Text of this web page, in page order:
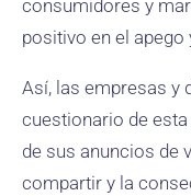
consumidores y
positivo en el apego
Así, las empresas y
cuestionario de
de sus anuncios de
compartir y la